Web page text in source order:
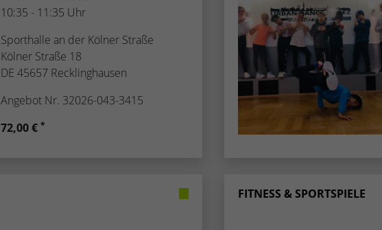
10:35 - 11:35 Uhr
Sporthalle an der Kölner Straße
Kölner Straße 18
DE 45657 Recklinghausen
Angebot Nr. 32026-043-3415
72,00 € *
FITNESS & SPORTSPIELE
der Website geht. Die erhobenen Daten
umfassen die Anzahl der Besucher, die Quelle,
aus der sie stammen, und die Seiten in
Name _dc_gtm_UA-53600496-1
Dieser Cookie identifiziert die Besucher nach